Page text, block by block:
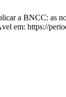
a BNCC: as
em: https://